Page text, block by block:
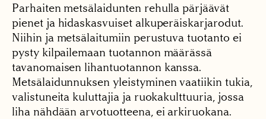
Parhaiten metsälaidunten rehulla pärjäävät
pienet ja hidaskasvuiset alkuperäiskarjarodut.
Niihin ja metsälaitumiin perustuva tuotanto ei
pysty kilpailemaan tuotannon määrässä
tavanomaisen lihantuotannon kanssa.
Metsälaidunnuksen yleistyminen vaatiikin tukia,
valistuneita kuluttajia ja ruokakulttuuria, jossa
liha nähdään arvotuotteena, ei arkiruokana.